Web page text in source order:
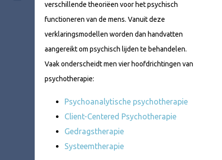
verschillende theoriëen voor het psychisch
functioneren van de mens. Vanuit deze
verklaringsmodellen worden dan handvatten
aangereikt om psychisch lijden te behandelen.
Vaak onderscheidt men vier hoofdrichtingen van
psychotherapie:
Psychoanalytische psychotherapie
Client-Centered Psychotherapie
Gedragstherapie
Systeemtherapie